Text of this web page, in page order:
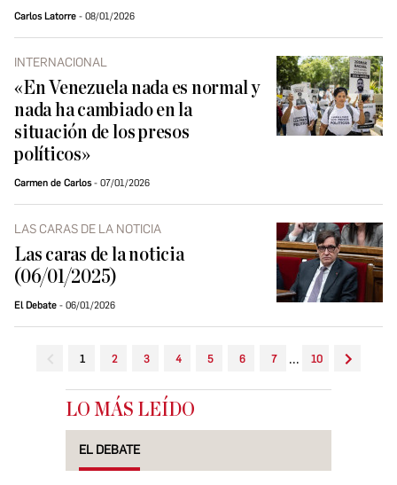
Carlos Latorre 08/01/2026
INTERNACIONAL
«En Venezuela nada es normal y
nada ha cambiado en la
situación de los presos
políticos»
Carmen de Carlos 07/01/2026
LAS CARAS DE LA NOTICIA
Las caras de la noticia
(06/01/2025)
El Debate 06/01/2026
1 2 3 4 5 6 7 ... 10
LO MÁS LEÍDO
EL DEBATE